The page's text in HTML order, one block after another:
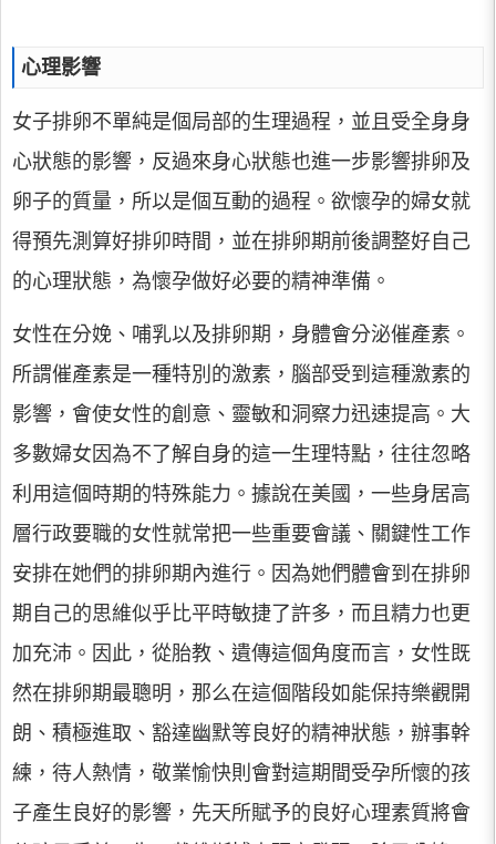
心理影響
女子排卵不單純是個局部的生理過程，並且受全身身
心狀態的影響，反過來身心狀態也進一步影響排卵及
卵子的質量，所以是個互動的過程。欲懷孕的婦女就
得預先測算好排卯時間，並在排卵期前後調整好自己
的心理狀態，為懷孕做好必要的精神準備。
女性在分娩、哺乳以及排卵期，身體會分泌催產素。
所謂催產素是一種特別的激素，腦部受到這種激素的
影響，會使女性的創意、靈敏和洞察力迅速提高。大
多數婦女因為不了解自身的這一生理特點，往往忽略
利用這個時期的特殊能力。據說在美國，一些身居高
層行政要職的女性就常把一些重要會議、關鍵性工作
安排在她們的排卵期內進行。因為她們體會到在排卵
期自己的思維似乎比平時敏捷了許多，而且精力也更
加充沛。因此，從胎教、遺傳這個角度而言，女性既
然在排卵期最聰明，那么在這個階段如能保持樂觀開
朗、積極進取、豁達幽默等良好的精神狀態，辦事幹
練，待人熱情，敬業愉快則會對這期間受孕所懷的孩
子產生良好的影響，先天所賦予的良好心理素質將會